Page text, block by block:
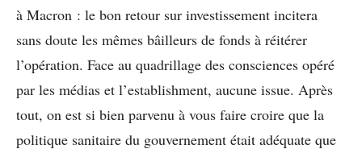
à Macron : le bon retour sur investissement incitera
sans doute les mêmes bâilleurs de fonds à réitérer
l’opération. Face au quadrillage des consciences opéré
par les médias et l’establishment, aucune issue. Après
tout, on est si bien parvenu à vous faire croire que la
politique sanitaire du gouvernement était adéquate que